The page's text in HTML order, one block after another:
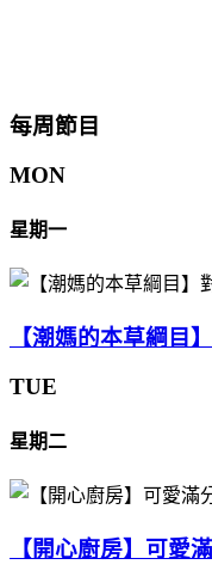
每周節目
MON
星期一
【潮媽的本草綱目
TUE
星期二
【開心廚房】可愛